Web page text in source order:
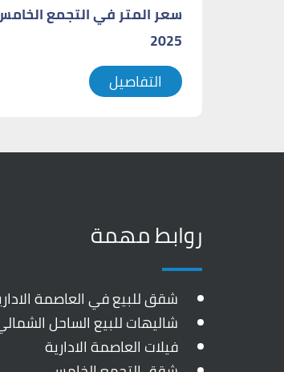
سعر المتر في التجمع
2025
التفاصيل
روابط مهمة
شقق للبيع في العاصمة
شاليهات للبيع الساحل
فيلات العاصمة الادارية